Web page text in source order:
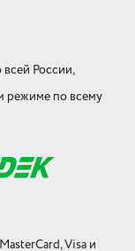
всей России,
режиме по всему
Visa и